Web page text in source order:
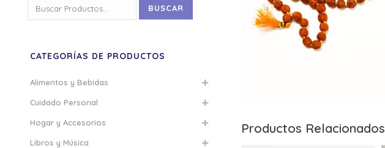
Productos Relacionados
por:
BUSCAR
CATEGORÍAS DE PRODUCTOS
Alimentos y Bebidas
Cuidado Personal
Hogar y Accesorios
Libros y Música